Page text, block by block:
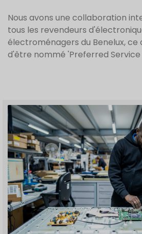
Nous avons une collaboration
tous les revendeurs
électroménagers du Benelux, ce
d'être nommé 'Preferred